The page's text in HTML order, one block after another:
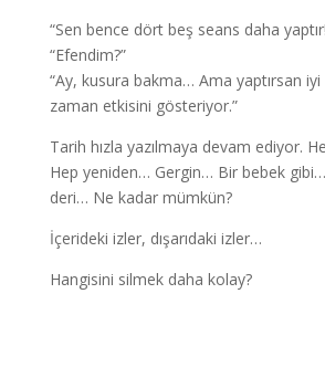
“Sen bence dört beş seans daha
“Efendim?”
“Ay, kusura bakma… Ama yaptırsan
zaman etkisini gösteriyor.”
Tarih hızla yazılmaya devam ediyor.
Hep yeniden… Gergin… Bir bebek
deri… Ne kadar mümkün?
İçerideki izler, dışarıdaki izler…
Hangisini silmek daha kolay?